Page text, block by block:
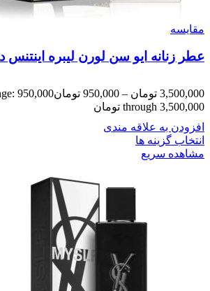
مقایسه
عطر زنانه ایو سن لورن لیبره
3,500,000 تومان –
950,000 تومان
through 3,500,000 تومان
افزودن به علاقه مندی
انتخاب گزینه ها
مشاهده سریع